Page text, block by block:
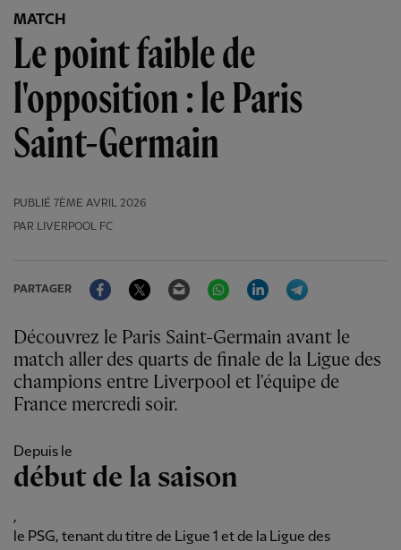
MATCH
Le point faible de
l'opposition : le Paris
Saint-Germain
PUBLIÉ 7ÈME AVRIL 2026
PAR LIVERPOOL FC
PARTAGER
FacebookTwitter Email WhatsAppLinkedIn
Découvrez le Paris Saint-Germain avant le
match aller des quarts de finale de la Ligue des
champions entre Liverpool et l'équipe de
France mercredi soir.
Depuis le
début de la saison
,
le PSG, tenant du titre de Ligue 1 et de la Ligue des